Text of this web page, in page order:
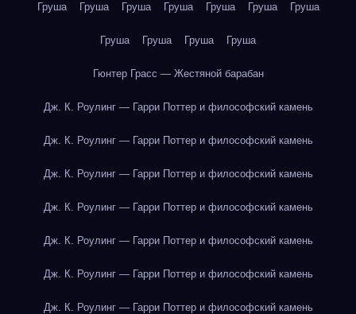
Груша Груша Груша Груша Груша Груша Груша
Груша Груша Груша Груша
Гюнтер Грасс — Жестяной барабан
Дж. К. Роулинг — Гарри Поттер и философский камень
Дж. К. Роулинг — Гарри Поттер и философский камень
Дж. К. Роулинг — Гарри Поттер и философский камень
Дж. К. Роулинг — Гарри Поттер и философский камень
Дж. К. Роулинг — Гарри Поттер и философский камень
Дж. К. Роулинг — Гарри Поттер и философский камень
Дж. К. Роулинг — Гарри Поттер и философский камень